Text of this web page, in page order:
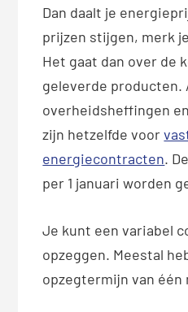
Dan daalt je
prijzen stijgen, merk
Het gaat dan over de
geleverde producten.
overheidsheffingen
zijn hetzelfde voor
energiecontracten.
per 1 januari worden
Je kunt een variabel
opzeggen. Meestal
opzegtermijn van één